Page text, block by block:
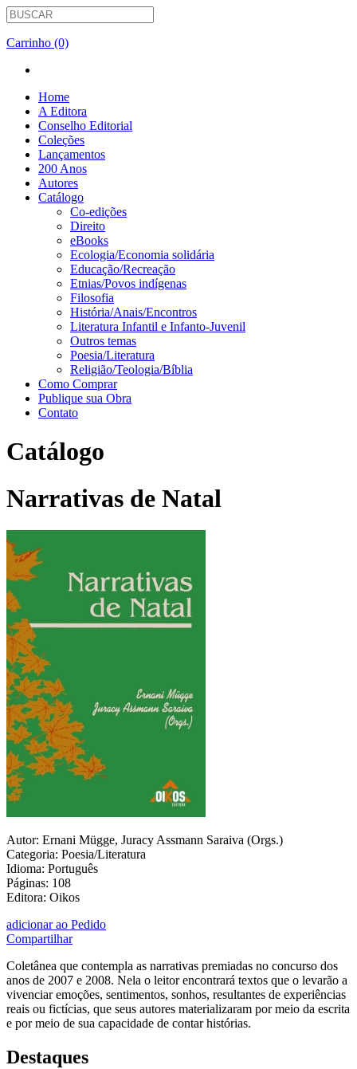
Carrinho (0)
Home
A Editora
Conselho Editorial
Coleções
Lançamentos
200 Anos
Autores
Catálogo
Co-edições
Direito
eBooks
Ecologia/Economia solidária
Educação/Recreação
Etnias/Povos indígenas
Filosofia
História/Anais/Encontros
Literatura Infantil e Infanto-Juvenil
Outros temas
Poesia/Literatura
Religião/Teologia/Bíblia
Como Comprar
Publique sua Obra
Contato
Catálogo
Narrativas de Natal
Autor: Ernani Mügge, Juracy Assmann Saraiva (Orgs.)
Categoria: Poesia/Literatura
Idioma: Português
Páginas: 108
Editora: Oikos
adicionar ao Pedido
Compartilhar
Coletânea que contempla as narrativas premiadas no concurso dos
anos de 2007 e 2008. Nela o leitor encontrará textos que o levarão a
vivenciar emoções, sentimentos, sonhos, resultantes de experiências
reais ou fictícias, que seus autores materializaram por meio da escrita
e por meio de sua capacidade de contar histórias.
Destaques